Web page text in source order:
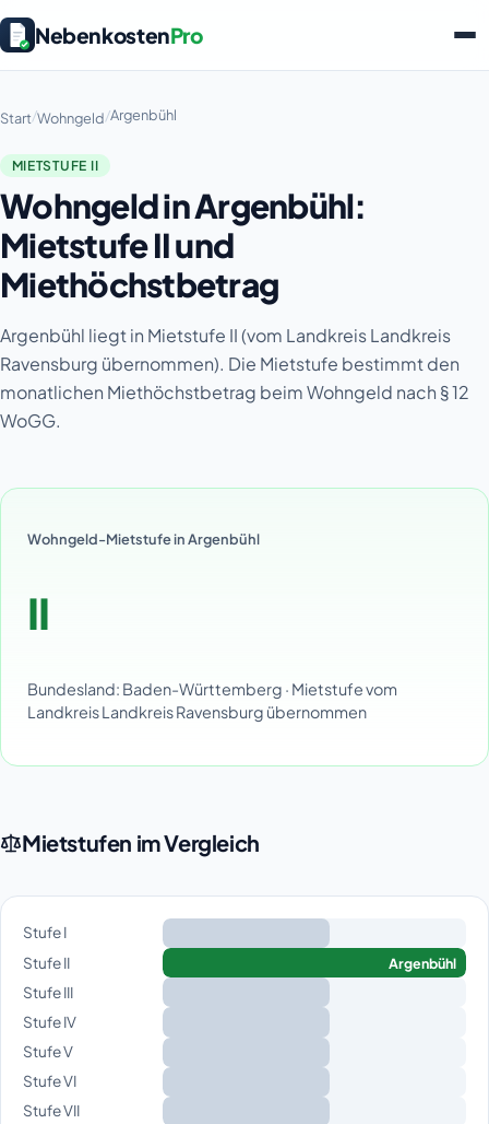
NebenkostenPro
Start/Wohngeld/Argenbühl
MIETSTUFE II
Wohngeld in Argenbühl:
Mietstufe II und
Miethöchstbetrag
Argenbühl liegt in Mietstufe II (vom Landkreis Landkreis
Ravensburg übernommen). Die Mietstufe bestimmt den
monatlichen Miethöchstbetrag beim Wohngeld nach § 12
WoGG.
Wohngeld-Mietstufe in Argenbühl
II
Bundesland: Baden-Württemberg · Mietstufe vom
Landkreis Landkreis Ravensburg übernommen
Mietstufen im Vergleich
Stufe I
Stufe II
Argenbühl
Stufe III
Stufe IV
Stufe V
Stufe VI
Stufe VII